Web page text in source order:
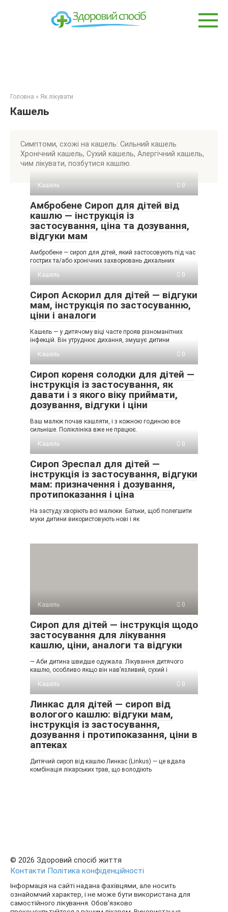
Головна » Як лікувати
Кашель
Симптоми, схожі на кашель: Сильний кашель
Хронічний кашель, Сухий кашель, Алергічний кашель,
чим лікувати, позбутися кашлю.
Кашель 0
Амбробене Сироп для дітей від
кашлю — інструкція із
застосування, ціна та дозування,
відгуки мам
Амбробене — сироп для дітей, який застосовують під час
гострих та/або хронічних захворювань дихальних
Кашель
0
Сироп Аскорил для дітей — відгуки
мам, інструкція по застосуванню,
ціни і аналоги
Кашель — у дитячому віці часте прояв різноманітних
інфекцій. Він утруднює дихання, змушує дитини
Кашель
0
Сироп кореня солодки для дітей —
інструкція із застосування, як
давати і з якого віку приймати,
дозування, відгуки і ціни
Ваш малюк почав кашляти, і з кожною годиною все
сильніше. Поліклініка вже не працює.
Кашель
0
Сироп Эреспал для дітей —
інструкція із застосування, відгуки
мам: призначення і дозування,
протипоказання і ціна
На застуду хворіють всі малюки. Батьки, щоб полегшити
муки дитини використовують нові і як
Кашель 0
Сироп для дітей — інструкція щодо
застосування для лікування
кашлю, ціни, аналоги та відгуки
— Аби дитина швидше одужала. Лікування дитячого
кашлю, особливо якщо він нав’язливий, сухий і
Кашель
0
Линкас для дітей — сироп від
вологого кашлю: відгуки мам,
інструкція із застосування,
дозування і протипоказання, ціни в
аптеках
Дитячий сироп від кашлю Линкас (Linkus) — це вдала
комбінація лікарських трав, що володіють
© 2026 Здоровий спосіб життя
Контакти Політика конфіденційності
Інформація на сайті надана фахівцями, але носить
ознайомчий характер, і не може бути використана для
самостійного лікування. Обов'язково